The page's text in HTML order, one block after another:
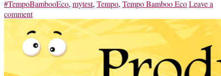
#TempoBambooEco, mytest, Tempo, Tempo Bamboo EcoLeave a
comment